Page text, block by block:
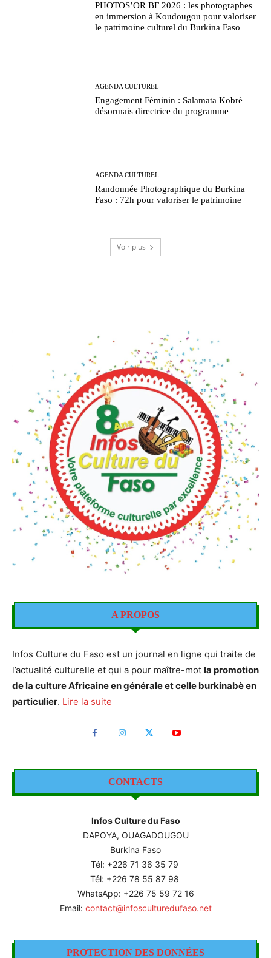
PHOTOS’OR BF 2026 : les photographes
en immersion à Koudougou pour valoriser
le patrimoine culturel du Burkina Faso
AGENDA CULTUREL
Engagement Féminin : Salamata Kobré
désormais directrice du programme
AGENDA CULTUREL
Randonnée Photographique du Burkina
Faso : 72h pour valoriser le patrimoine
Voir plus
A PROPOS
Infos Culture du Faso est un journal en ligne qui traite de
l’actualité culturelle et qui a pour maître-mot la promotion
de la culture Africaine en générale et celle burkinabè en
particulier. Lire la suite
CONTACTS
Infos Culture du Faso
DAPOYA, OUAGADOUGOU
Burkina Faso
Tél: +226 71 36 35 79
Tél: +226 78 55 87 98
WhatsApp: +226 75 59 72 16
Email: contact@infosculturedufaso.net
PROTECTION DES DONNÉES